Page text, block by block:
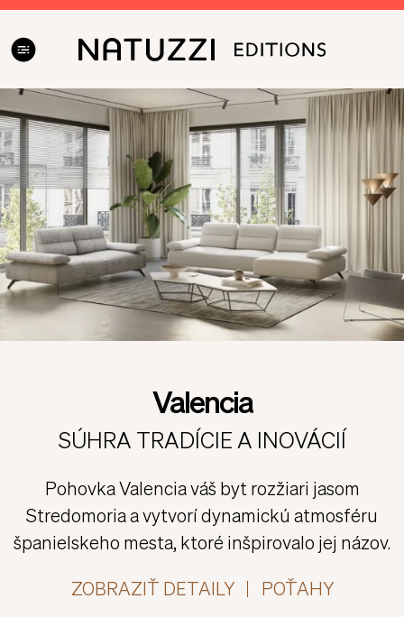
V auguste vás nákupy u nás potešia! Získať môžete zľavu
až 23%. Viac informácii na našich showroomoch.
Valencia
SÚHRA TRADÍCIE A INOVÁCIÍ
Pohovka Valencia váš byt rozžiari jasom
Stredomoria a vytvorí dynamickú atmosféru
španielskeho mesta, ktoré inšpirovalo jej názov.